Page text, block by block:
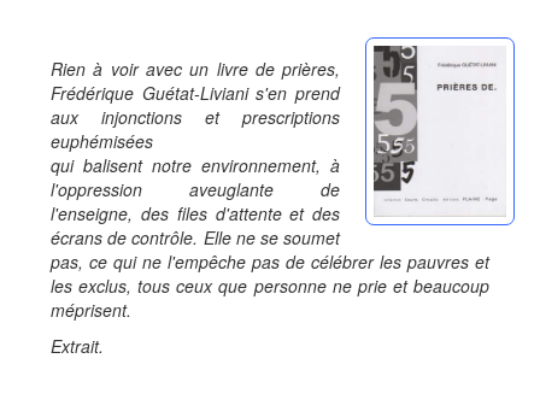
Rien à voir avec un livre de prières,
Frédérique Guétat-Liviani s'en prend
aux injonctions et prescriptions
euphémisées
qui balisent notre environnement, à
l'oppression aveuglante de
l'enseigne, des files d'attente et des
écrans de contrôle. Elle ne se soumet
pas, ce qui ne l'empêche pas de célébrer les pauvres et
les exclus, tous ceux que personne ne prie et beaucoup
méprisent.
Extrait.